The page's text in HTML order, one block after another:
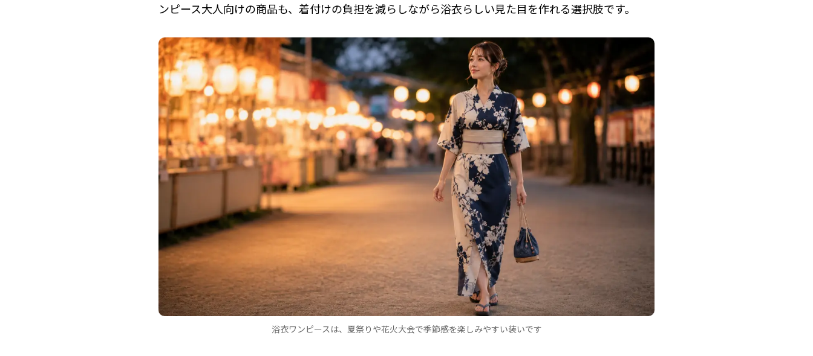
ンピース大人向けの商品も、着付けの負担を減らしながら浴衣らしい見た目を作れる選択肢です。
浴衣ワンピースは、夏祭りや花火大会で季節感を楽しみやすい装いです